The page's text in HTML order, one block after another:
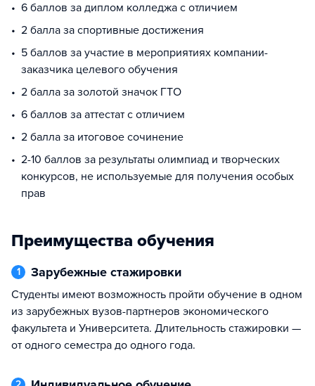
6 баллов за диплом колледжа с отличием
2 балла за спортивные достижения
5 баллов за участие в мероприятиях компании-
заказчика целевого обучения
2 балла за золотой значок ГТО
6 баллов за аттестат с отличием
2 балла за итоговое сочинение
2-10 баллов за результаты олимпиад и творческих
конкурсов, не используемые для получения особых
прав
Преимущества обучения
1 Зарубежные стажировки
Студенты имеют возможность пройти обучение в одном
из зарубежных вузов-партнеров экономического
факультета и Университета. Длительность стажировки —
от одного семестра до одного года.